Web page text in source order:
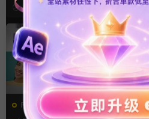
2小时前
FCPX发生器